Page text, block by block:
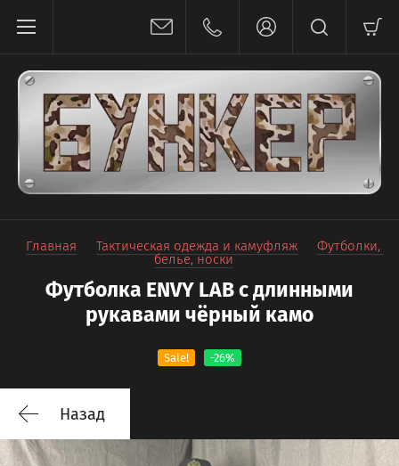
Главная Тактическая одежда и камуфляж
Футболки,
белье, носки
Футболка ENVY LAB с длинными
рукавами чёрный камо
Sale! -26%
Назад